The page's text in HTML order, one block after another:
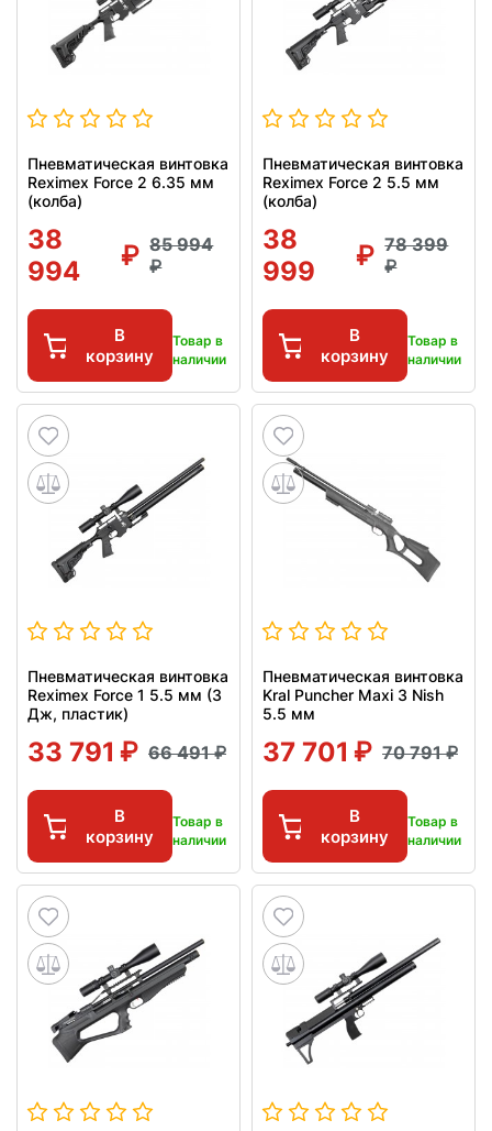
Пневматическая винтовка
Reximex Force 2 6.35 мм
(колба)
38
994
85 994
В
корзину
Товар в
наличии
Пневматическая винтовка
Reximex Force 2 5.5 мм
(колба)
38
999
78 399
В
корзину
Товар в
наличии
Пневматическая винтовка
Reximex Force 1 5.5 мм (3
Дж, пластик)
33 791 66 491
В
корзину
Товар в
наличии
Пневматическая винтовка
Kral Puncher Maxi 3 Nish
5.5 мм
37 701 70 791
В
корзину
Товар в
наличии